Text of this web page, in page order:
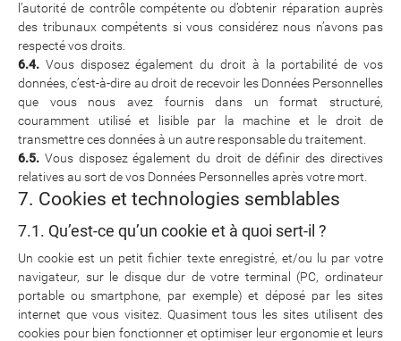
l’autorité de contrôle compétente ou d’obtenir réparation auprès
des tribunaux compétents si vous considérez nous n’avons pas
respecté vos droits.
6.4. Vous disposez également du droit à la portabilité de vos
données, c’est-à-dire au droit de recevoir les Données Personnelles
que vous nous avez fournis dans un format structuré,
couramment utilisé et lisible par la machine et le droit de
transmettre ces données à un autre responsable du traitement.
6.5. Vous disposez également du droit de définir des directives
relatives au sort de vos Données Personnelles après votre mort.
7. Cookies et technologies semblables
7.1. Qu’est-ce qu’un cookie et à quoi sert-il ?
Un cookie est un petit fichier texte enregistré, et/ou lu par votre
navigateur, sur le disque dur de votre terminal (PC, ordinateur
portable ou smartphone, par exemple) et déposé par les sites
internet que vous visitez. Quasiment tous les sites utilisent des
cookies pour bien fonctionner et optimiser leur ergonomie et leurs